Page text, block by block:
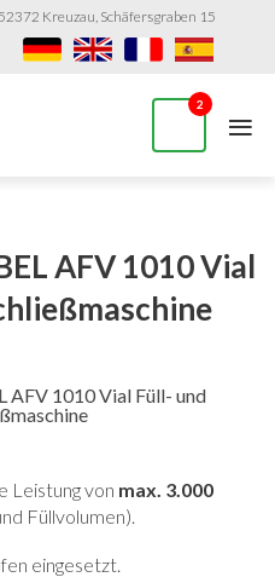
Kreuzau, Schäfersgraben 15
2 ≡
AFV 1010 Vial
Leistung von max. 3.000
Füllvolumen).
eingesetzt.